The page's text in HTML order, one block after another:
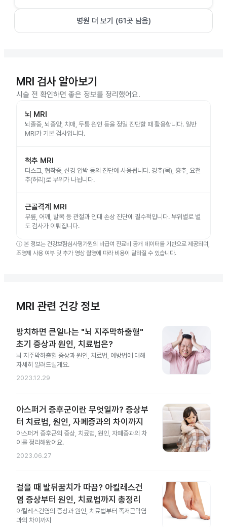
병원 더 보기 (61곳 남음)
MRI 검사 알아보기
시술 전 확인하면 좋은 정보를 정리했어요.
뇌 MRI
뇌졸중, 뇌종양, 치매, 두통 원인 등을 정밀 진단할 때 활용합니다. 일반
MRI가 기본 검사입니다.
척추 MRI
디스크, 협착증, 신경 압박 등의 진단에 사용됩니다. 경추(목), 흉추, 요천
추(허리)로 부위가 나뉩니다.
근골격계 MRI
무릎, 어깨, 발목 등 관절과 인대 손상 진단에 필수적입니다. 부위별로 별
도 검사가 이뤄집니다.
ⓘ 본 정보는 건강보험심사평가원의 비급여 진료비 공개 데이터를 기반으로 제공되며,
조영제 사용 여부 및 추가 영상 촬영에 따라 비용이 달라질 수 있습니다.
MRI 관련 건강 정보
방치하면 큰일나는 "뇌 지주막하출혈"
초기 증상과 원인, 치료법은?
뇌 지주막하출혈 증상과 원인, 치료법, 예방법에 대해
자세히 알려드릴게요.
2023.12.29
아스퍼거 증후군이란 무엇일까? 증상부
터 치료법, 원인, 자폐증과의 차이까지
아스퍼거 증후군의 증상, 치료법, 원인, 자폐증과의 차
이를 정리해왔어요.
2023.06.27
걸을 때 발뒤꿈치가 따끔? 아킬레스건
염 증상부터 원인, 치료법까지 총정리
아킬레스건염의 증상과 원인, 치료법부터 족저근막염
과의 차이까지